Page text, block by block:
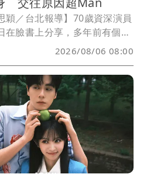
穎／台北報導】70歲資深演員
在臉書上分享，多年前有個小
稟有宿命通，3歲時認出他，
的報導，8歲時用一半中文一
三封信寄到電視台給他，時隔
於在佛法講座相認，如今成為
書上常見兩人生活身影。不少
人癡呆、年紀大被女生騙，也
三封信的真偽。姜厚任不閃
著女友童芯（陳苡孋）一起接
斥網友謾罵。
2026/08/06 08:00